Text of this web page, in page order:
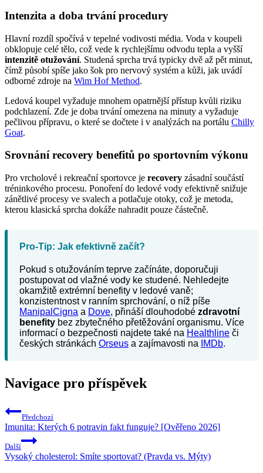
Intenzita a doba trvání procedury
Hlavní rozdíl spočívá v tepelné vodivosti média. Voda v koupeli
obklopuje celé tělo, což vede k rychlejšímu odvodu tepla a vyšší
intenzitě otužování. Studená sprcha trvá typicky dvě až pět minut,
čímž působí spíše jako šok pro nervový systém a kůži, jak uvádí
odborné zdroje na Wim Hof Method.
Ledová koupel vyžaduje mnohem opatrnější přístup kvůli riziku
podchlazení. Zde je doba trvání omezena na minuty a vyžaduje
pečlivou přípravu, o které se dočtete i v analýzách na portálu Chilly
Goat.
Srovnání recovery benefitů po sportovním výkonu
Pro vrcholové i rekreační sportovce je recovery zásadní součástí
tréninkového procesu. Ponoření do ledové vody efektivně snižuje
zánětlivé procesy ve svalech a potlačuje otoky, což je metoda,
kterou klasická sprcha dokáže nahradit pouze částečně.
Pro-Tip: Jak efektivně začít?
Pokud s otužováním teprve začínáte, doporučuji
postupovat od vlažné vody ke studené. Nehledejte
okamžitě extrémní benefity v ledové vaně;
konzistentnost v ranním sprchování, o níž píše
ManipalCigna a Dove, přináší dlouhodobé zdravotní
benefity bez zbytečného přetěžování organismu. Více
informací o bezpečnosti najdete také na Healthline či
českých stránkách Orseus a zajímavosti na IMDb.
Navigace pro příspěvek
Předchozí
Imunita: Kterých 6 potravin fakt funguje? [Ověřeno 2026]
Další
Vysoký cholesterol: Smíte sportovat? (Pravda vs. Mýty)